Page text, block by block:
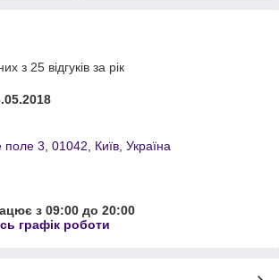
з 25 відгуків за рік
3, 01042, Київ, Україна
з 09:00 до 20:00
графік роботи